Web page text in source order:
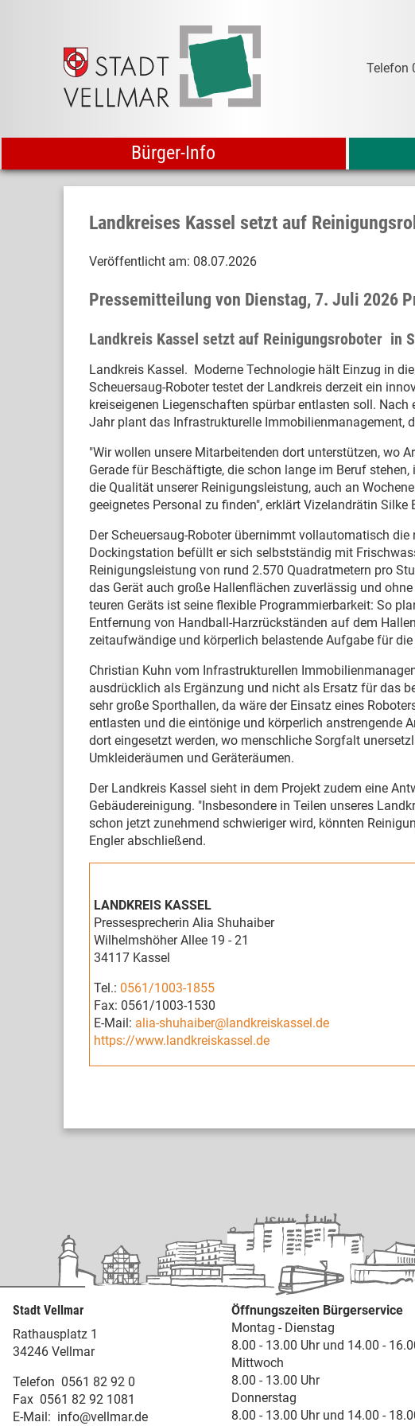
Telefon
Bürger-Info
Landkreises Kassel setzt auf
Veröffentlicht am: 08.07.2026
Pressemitteilung von Dienstag, 7. Juli 2026
Landkreis Kassel setzt auf Reinigungsroboter in
Landkreis Kassel. Moderne Technologie hält Einzug in
Scheuersaug-Roboter testet der Landkreis derzeit ein
kreiseigenen Liegenschaften spürbar entlasten soll.
Jahr plant das Infrastrukturelle Immobilienmanagement,
"Wir wollen unsere Mitarbeitenden dort unterstützen, wo
Gerade für Beschäftigte, die schon lange im Beruf
die Qualität unserer Reinigungsleistung, auch an
geeignetes Personal zu finden", erklärt Vizelandrätin Silke
Der Scheuersaug-Roboter übernimmt vollautomatisch
Dockingstation befüllt er sich selbstständig mit
Reinigungsleistung von rund 2.570 Quadratmetern pro
das Gerät auch große Hallenflächen zuverlässig und
teuren Geräts ist seine flexible Programmierbarkeit: So
Entfernung von Handball-Harzrückständen auf dem
zeitaufwändige und körperlich belastende Aufgabe für
Christian Kuhn vom Infrastrukturellen
ausdrücklich als Ergänzung und nicht als Ersatz für das
sehr große Sporthallen, da wäre der Einsatz eines
entlasten und die eintönige und körperlich anstrengende
dort eingesetzt werden, wo menschliche Sorgfalt
Umkleideräumen und Geräteräumen.
Der Landkreis Kassel sieht in dem Projekt zudem eine
Gebäudereinigung. "Insbesondere in Teilen unseres
schon jetzt zunehmend schwieriger wird, könnten
Engler abschließend.
LANDKREIS KASSEL
Pressesprecherin Alia Shuhaiber
Wilhelmshöher Allee 19 - 21
34117 Kassel
Tel.: 0561/1003-1855
Fax: 0561/1003-1530
E-Mail: alia-shuhaiber@landkreiskassel.de
https://www.landkreiskassel.de
Stadt Vellmar
Rathausplatz 1
34246 Vellmar
Telefon 0561 82 92 0
Fax 0561 82 92 1081
E-Mail: info@vellmar.de
Öffnungszeiten Bürgerservice
Montag - Dienstag
8.00 - 13.00 Uhr und 14.00 -
Mittwoch
8.00 - 13.00 Uhr
Donnerstag
8.00 - 13.00 Uhr und 14.00 -